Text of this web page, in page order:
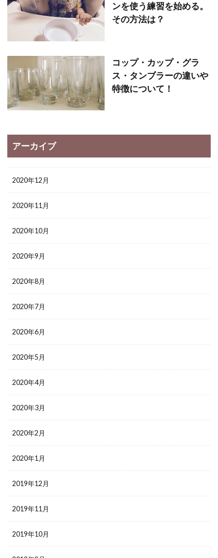
ンを使う練習を始める。
その方法は？
コップ・カップ・グラ
ス・タンブラーの違いや
特徴について！
アーカイブ
2020年12月
2020年11月
2020年10月
2020年9月
2020年8月
2020年7月
2020年6月
2020年5月
2020年4月
2020年3月
2020年2月
2020年1月
2019年12月
2019年11月
2019年10月